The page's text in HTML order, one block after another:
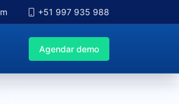
+51 997 935 988
Agendar demo